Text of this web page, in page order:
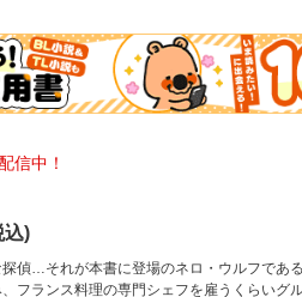
信中！
込)
偵…それが本書に登場のネロ・ウルフであ
フランス料理の専門シェフを雇うくらいグ